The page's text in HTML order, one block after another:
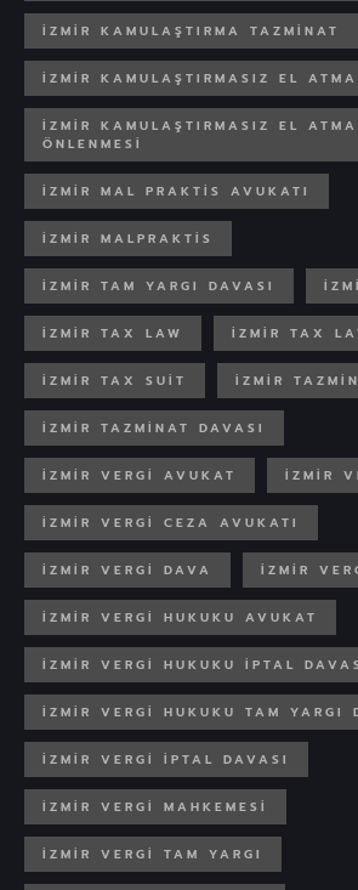
İZMIR KAMULAŞTIRMA TAZMINAT
İZMIR KAMULAŞTIRMASIZ EL ATMA
İZMIR KAMULAŞTIRMASIZ EL
ÖNLENMESI
İZMIR MAL PRAKTIS AVUKATI
İZMIR MALPRAKTIS
İZMIR TAM YARGI DAVASI
İZMIR TAX LAW İZMIR TAX
İZMIR TAX SUIT IZMIR
IZMIR TAZMINAT DAVASI
İZMIR VERGI AVUKAT İZMIR
İZMIR VERGI CEZA AVUKATI
İZMIR VERGI DAVA İZMIR
İZMIR VERGI HUKUKU AVUKAT
İZMIR VERGI HUKUKU IPTAL
İZMIR VERGI HUKUKU TAM YARGI
İZMIR VERGI IPTAL DAVASI
İZMIR VERGI MAHKEMESI
İZMIR VERGI TAM YARGI